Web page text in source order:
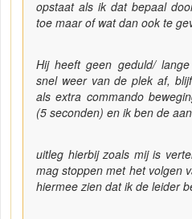
opstaat als ik dat bepaal
toe maar of wat dan ook te
Hij heeft geen geduld/
snel weer van de plek af,
als extra commando
(5 seconden) en ik ben de
uitleg hierbij zoals mij is
mag stoppen met het volgen
hiermee zien dat ik de leider